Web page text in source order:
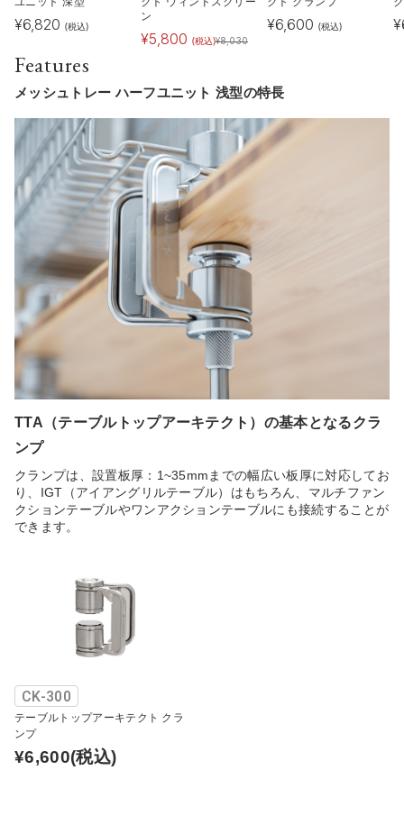
¥6,820 (税込)
ン
¥5,800 (税込)¥8,030
¥6,600 (税込) ¥
Features
メッシュトレー ハーフユニット 浅型の特長
TTA（テーブルトップアーキテクト）の基本となるクラ
ンプ
クランプは、設置板厚：1~35mmまでの幅広い板厚に対応してお
り、IGT（アイアングリルテーブル）はもちろん、マルチファン
クションテーブルやワンアクションテーブルにも接続することが
できます。
CK-300
テーブルトップアーキテクト クラ
ンプ
¥6,600(税込)